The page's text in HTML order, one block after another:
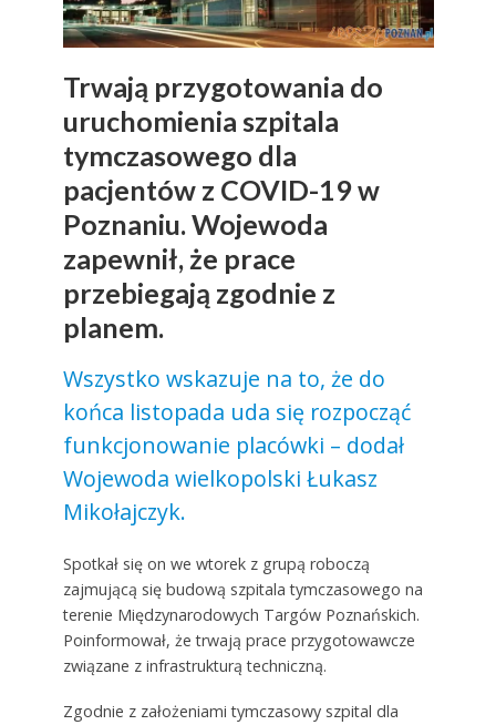
Trwają przygotowania do
uruchomienia szpitala
tymczasowego dla
pacjentów z COVID-19 w
Poznaniu. Wojewoda
zapewnił, że prace
przebiegają zgodnie z
planem.
Wszystko wskazuje na to, że do
końca listopada uda się rozpocząć
funkcjonowanie placówki – dodał
Wojewoda wielkopolski Łukasz
Mikołajczyk.
Spotkał się on we wtorek z grupą roboczą
zajmującą się budową szpitala tymczasowego na
terenie Międzynarodowych Targów Poznańskich.
Poinformował, że trwają prace przygotowawcze
związane z infrastrukturą techniczną.
Zgodnie z założeniami tymczasowy szpital dla